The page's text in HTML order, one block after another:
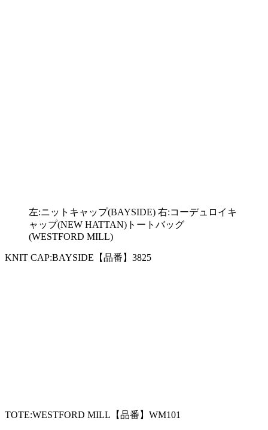
左:ニットキャップ(BAYSIDE) 右:コーデュロイキ
ャップ(NEW HATTAN)トートバッグ
(WESTFORD MILL)
KNIT CAP:BAYSIDE【品番】3825
TOTE:WESTFORD MILL【品番】WM101